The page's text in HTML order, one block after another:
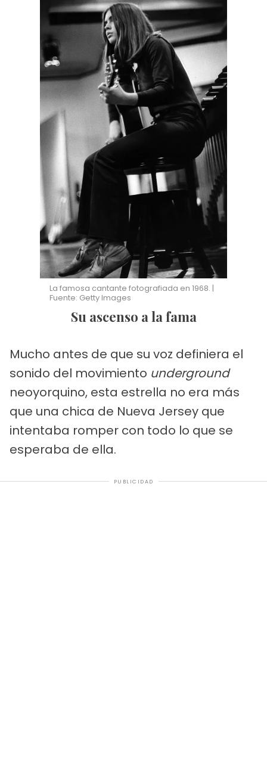
La famosa cantante fotografiada en 1968. |
Fuente: Getty Images
Su ascenso a la fama
Mucho antes de que su voz definiera el
sonido del movimiento underground
neoyorquino, esta estrella no era más
que una chica de Nueva Jersey que
intentaba romper con todo lo que se
esperaba de ella.
PUBLICIDAD